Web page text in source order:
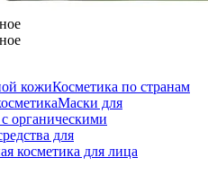
кожиКосметика по странам
Маски для
органическими
для
косметика для лица